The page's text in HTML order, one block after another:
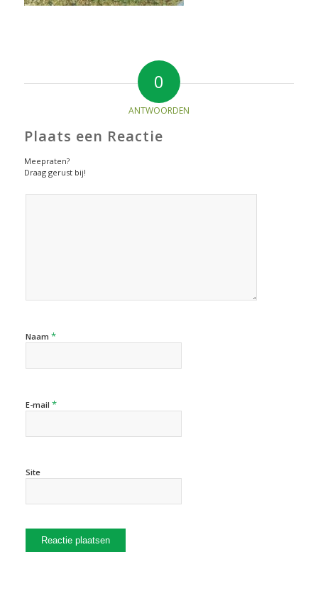
0
ANTWOORDEN
Plaats een Reactie
Meepraten?
Draag gerust bij!
Naam *
E-mail *
Site